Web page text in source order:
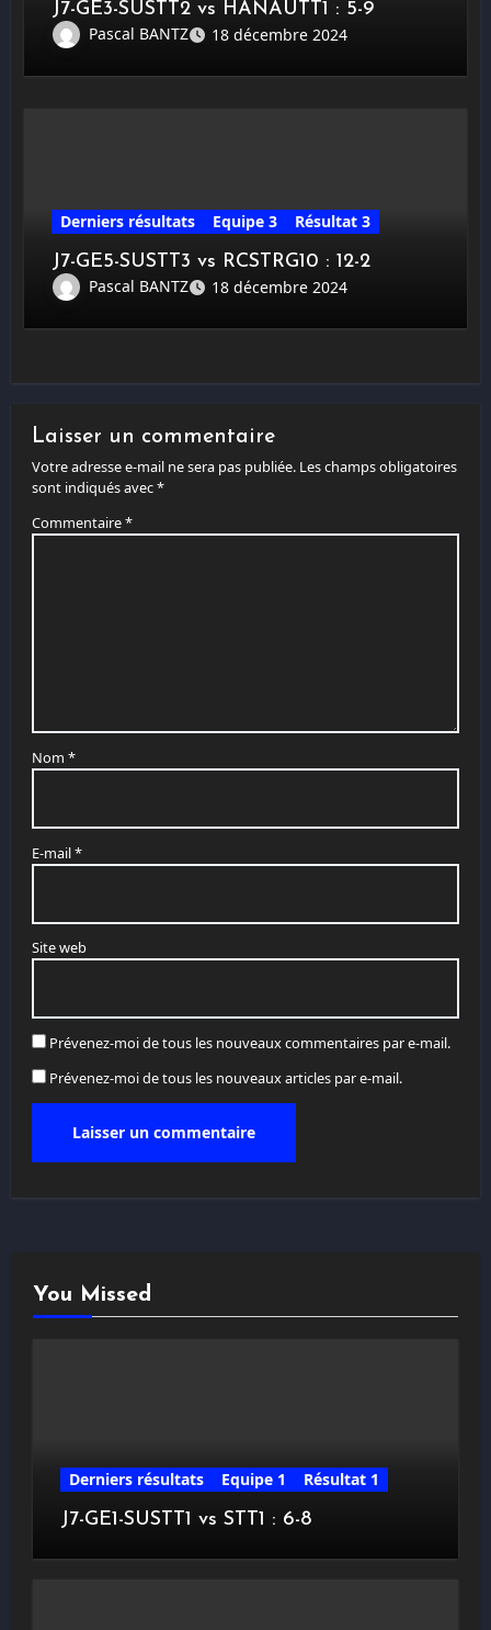
J7-GE3-SUSTT2 vs HANAUTT1 : 5-9
Pascal BANTZ
18 décembre 2024
Derniers résultats Equipe 3
Résultat 3
J7-GE5-SUSTT3 vs RCSTRG10 : 12-2
Pascal BANTZ
18 décembre 2024
Laisser un commentaire
Votre adresse e-mail ne sera pas publiée. Les champs obligatoires
sont indiqués avec*
Commentaire*
Nom *
E-mail*
Site web
Prévenez-moi de tous les nouveaux commentaires par e-mail.
Prévenez-moi de tous les nouveaux articles par e-mail.
You Missed
Derniers résultats Equipe 1
Résultat 1
J7-GE1-SUSTT1 vs STT1 : 6-8